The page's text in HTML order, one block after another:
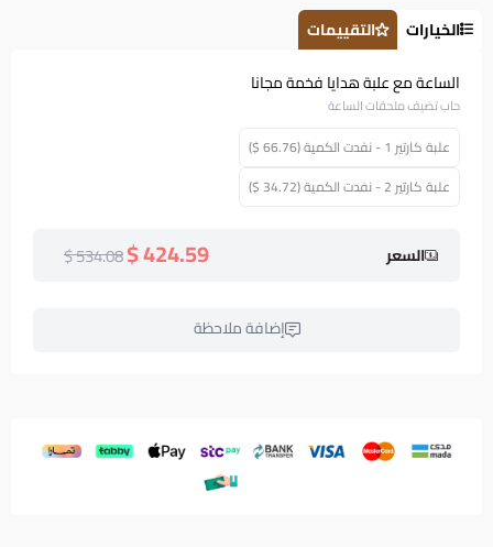
الخيارات
التقييمات
الساعة مع علبة هدايا فخمة مجانا
حاب تضيف ملحقات الساعة
علبة كارتير 1 - نفدت الكمية (66.76 $)
علبة كارتير 2 - نفدت الكمية (34.72 $)
السعر 424.59 $
534.08 $
إضافة ملاحظة